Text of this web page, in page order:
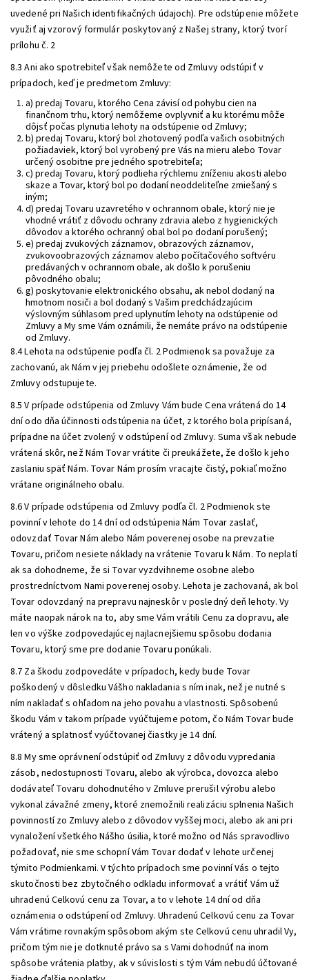
uvedené pri Našich identifikačných údajoch). Pre odstúpenie môžete
využiť aj vzorový formulár poskytovaný z Našej strany, ktorý tvorí
prílohu č. 2
8.3 Ani ako spotrebiteľ však nemôžete od Zmluvy odstúpiť v
prípadoch, keď je predmetom Zmluvy:
a) predaj Tovaru, ktorého Cena závisí od pohybu cien na
finančnom trhu, ktorý nemôžeme ovplyvniť a ku ktorému môže
dôjsť počas plynutia lehoty na odstúpenie od Zmluvy;
b) predaj Tovaru, ktorý bol zhotovený podľa vašich osobitných
požiadaviek, ktorý bol vyrobený pre Vás na mieru alebo Tovar
určený osobitne pre jedného spotrebiteľa;
c) predaj Tovaru, ktorý podlieha rýchlemu zníženiu akosti alebo
skaze a Tovar, ktorý bol po dodaní neoddeliteľne zmiešaný s
iným;
d) predaj Tovaru uzavretého v ochrannom obale, ktorý nie je
vhodné vrátiť z dôvodu ochrany zdravia alebo z hygienických
dôvodov a ktorého ochranný obal bol po dodaní porušený;
e) predaj zvukových záznamov, obrazových záznamov,
zvukovoobrazových záznamov alebo počítačového softvéru
predávaných v ochrannom obale, ak došlo k porušeniu
pôvodného obalu;
g) poskytovanie elektronického obsahu, ak nebol dodaný na
hmotnom nosiči a bol dodaný s Vašim predchádzajúcim
výslovným súhlasom pred uplynutím lehoty na odstúpenie od
Zmluvy a My sme Vám oznámili, že nemáte právo na odstúpenie
od Zmluvy.
8.4 Lehota na odstúpenie podľa čl. 2 Podmienok sa považuje za
zachovanú, ak Nám v jej priebehu odošlete oznámenie, že od
Zmluvy odstupujete.
8.5 V prípade odstúpenia od Zmluvy Vám bude Cena vrátená do 14
dní odo dňa účinnosti odstúpenia na účet, z ktorého bola pripísaná,
prípadne na účet zvolený v odstúpení od Zmluvy. Suma však nebude
vrátená skôr, než Nám Tovar vrátite či preukážete, že došlo k jeho
zaslaniu späť Nám. Tovar Nám prosím vracajte čistý, pokiaľ možno
vrátane originálneho obalu.
8.6 V prípade odstúpenia od Zmluvy podľa čl. 2 Podmienok ste
povinní v lehote do 14 dní od odstúpenia Nám Tovar zaslať,
odovzdať Tovar Nám alebo Nám poverenej osobe na prevzatie
Tovaru, pričom nesiete náklady na vrátenie Tovaru k Nám. To neplatí
ak sa dohodneme, že si Tovar vyzdvihneme osobne alebo
prostredníctvom Nami poverenej osoby. Lehota je zachovaná, ak bol
Tovar odovzdaný na prepravu najneskôr v posledný deň lehoty. Vy
máte naopak nárok na to, aby sme Vám vrátili Cenu za dopravu, ale
len vo výške zodpovedajúcej najlacnejšiemu spôsobu dodania
Tovaru, ktorý sme pre dodanie Tovaru ponúkali.
8.7 Za škodu zodpovedáte v prípadoch, kedy bude Tovar
poškodený v dôsledku Vášho nakladania s ním inak, než je nutné s
ním nakladať s ohľadom na jeho povahu a vlastnosti. Spôsobenú
škodu Vám v takom prípade vyúčtujeme potom, čo Nám Tovar bude
vrátený a splatnosť vyúčtovanej čiastky je 14 dní.
8.8 My sme oprávnení odstúpiť od Zmluvy z dôvodu vypredania
zásob, nedostupnosti Tovaru, alebo ak výrobca, dovozca alebo
dodávateľ Tovaru dohodnutého v Zmluve prerušil výrobu alebo
vykonal závažné zmeny, ktoré znemožnili realizáciu splnenia Našich
povinností zo Zmluvy alebo z dôvodov vyššej moci, alebo ak ani pri
vynaložení všetkého Nášho úsilia, ktoré možno od Nás spravodlivo
požadovať, nie sme schopní Vám Tovar dodať v lehote určenej
týmito Podmienkami. V týchto prípadoch sme povinní Vás o tejto
skutočnosti bez zbytočného odkladu informovať a vrátiť Vám už
uhradenú Celkovú cenu za Tovar, a to v lehote 14 dní od dňa
oznámenia o odstúpení od Zmluvy. Uhradenú Celkovú cenu za Tovar
Vám vrátime rovnakým spôsobom akým ste Celkovú cenu uhradil Vy,
pričom tým nie je dotknuté právo sa s Vami dohodnúť na inom
spôsobe vrátenia platby, ak v súvislosti s tým Vám nebudú účtované